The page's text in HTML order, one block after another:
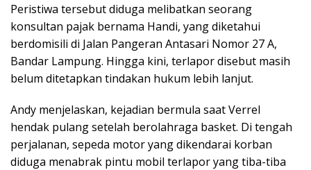
Peristiwa tersebut diduga melibatkan seorang
konsultan pajak bernama Handi, yang diketahui
berdomisili di Jalan Pangeran Antasari Nomor 27 A,
Bandar Lampung. Hingga kini, terlapor disebut masih
belum ditetapkan tindakan hukum lebih lanjut.
Andy menjelaskan, kejadian bermula saat Verrel
hendak pulang setelah berolahraga basket. Di tengah
perjalanan, sepeda motor yang dikendarai korban
diduga menabrak pintu mobil terlapor yang tiba-tiba